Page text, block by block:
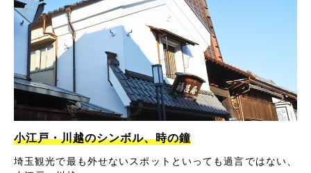
小江戸・川越のシンボル、時の鐘
埼玉観光で最も外せないスポットといっても過言ではない、